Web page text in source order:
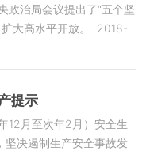
政治局会议提出了“五个坚
大高水平开放。
2018-
提示
12月至次年2月）安全生
坚决遏制生产安全事故发